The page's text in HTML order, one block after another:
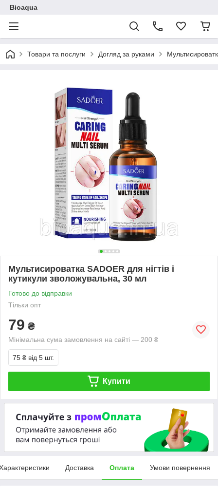
Bioaqua
Товари та послуги Догляд за руками
Мультисироватка SADOER для нігтів і
кутикули зволожувальна, 30 мл
Готово до відправки
Тільки опт
79 ₴
Мінімальна сума замовлення на сайті — 200 ₴
75 ₴ від 5 шт.
Купити
Доставка Оплата Умови повернення